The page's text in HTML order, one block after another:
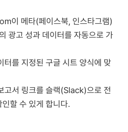
이 메타(페이스북, 인스타그램)
광고 성과 데이터를 자동으로 가
터를 지정된 구글 시트 양식에 맞
고서 링크를 슬랙(Slack)으로 전
할 수 있게 합니다.